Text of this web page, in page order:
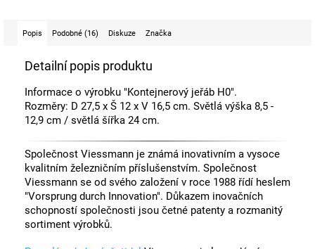
Popis Podobné (16) Diskuze Značka
Detailní popis produktu
Informace o výrobku "Kontejnerový jeřáb H0".
Rozměry: D 27,5 x Š 12 x V 16,5 cm. Světlá výška 8,5 -
12,9 cm / světlá šířka 24 cm.
Společnost Viessmann je známá inovativním a vysoce
kvalitním železničním příslušenstvím. Společnost
Viessmann se od svého založení v roce 1988 řídí heslem
"Vorsprung durch Innovation". Důkazem inovačních
schopností společnosti jsou četné patenty a rozmanitý
sortiment výrobků.